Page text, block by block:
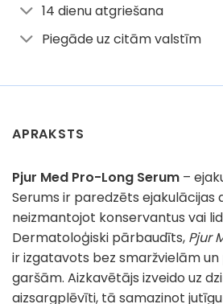
14 dienu atgriešana
Piegāde uz citām valstīm
APRAKSTS
Pjur Med Pro-Long Serum –
Serums ir paredzēts ejakulācijas
neizmantojot konservantus vai
Dermatoloģiski pārbaudīts, Pjur
ir izgatavots bez smaržvielām
garšām. Aizkavētājs izveido uz
aizsargplēvīti, tā samazinot